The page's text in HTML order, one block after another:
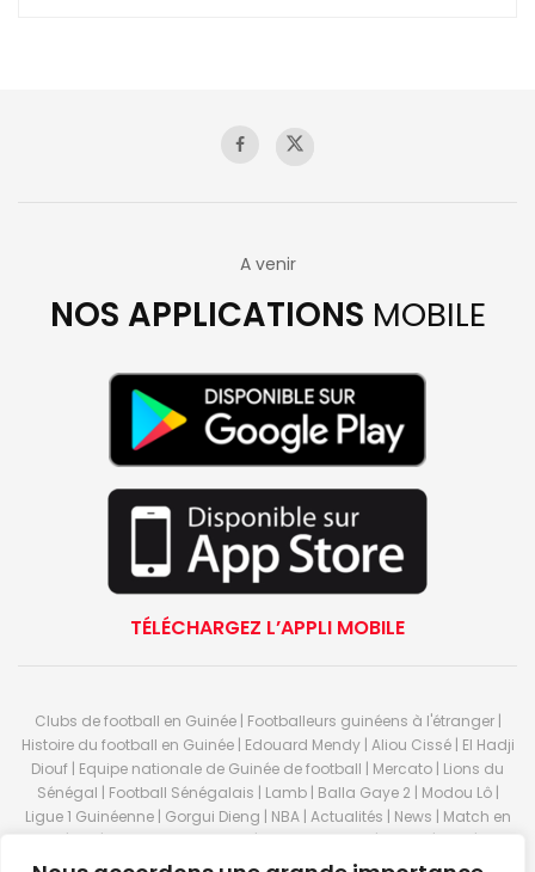
A venir
NOS APPLICATIONS MOBILE
TÉLÉCHARGEZ L’APPLI MOBILE
Clubs de football en Guinée | Footballeurs guinéens à l'étranger |
Histoire du football en Guinée | Edouard Mendy | Aliou Cissé | El Hadji
Diouf | Equipe nationale de Guinée de football | Mercato | Lions du
Sénégal | Football Sénégalais | Lamb | Balla Gaye 2 | Modou Lô |
Ligue 1 Guinéenne | Gorgui Dieng | NBA | Actualités | News | Match en
direct | But | Actualité au Guinée | Premier League | Ligue 1 | Liga | Serie
A | LSFP | Conakry | Guinée | Sport Guineen | Basket Guineens | Foot